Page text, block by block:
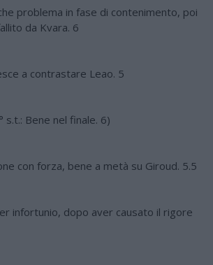
problema in fase di contenimento, poi
da Kvara. 6
a contrastare Leao. 5
s.t.: Bene nel finale. 6)
con forza, bene a metà su Giroud. 5.5
infortunio, dopo aver causato il rigore